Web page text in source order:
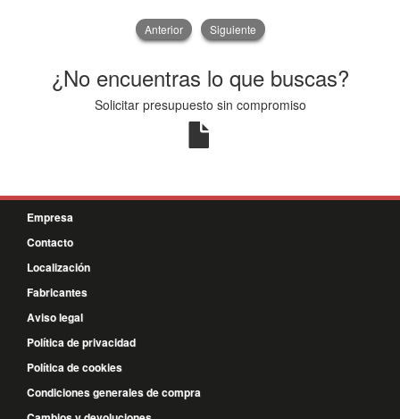
Anterior Siguiente
¿No encuentras lo que buscas?
Solicitar presupuesto sin compromiso
Empresa
Contacto
Localización
Fabricantes
Aviso legal
Política de privacidad
Política de cookies
Condiciones generales de compra